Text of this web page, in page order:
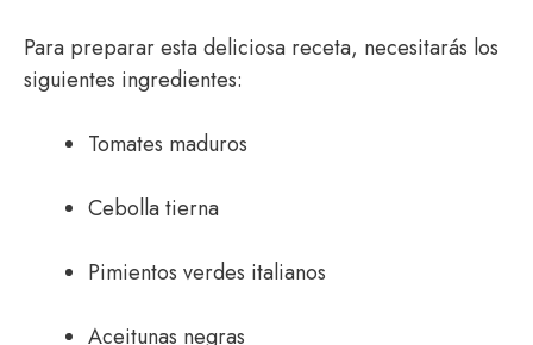
Para preparar esta deliciosa receta, necesitarás los
siguientes ingredientes:
Tomates maduros
Cebolla tierna
Pimientos verdes italianos
Aceitunas negras